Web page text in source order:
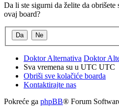
Da li ste sigurni da želite da
ovaj board?
Doktor Alternativa Doktor
Sva vremena su u UTC UTC
Obriši sve kolačiće boarda
Kontaktirajte nas
Pokreće ga phpBB® Forum